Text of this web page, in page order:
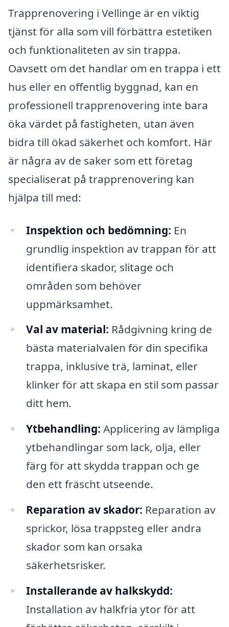
Trapprenovering i Vellinge är en viktig
tjänst för alla som vill förbättra estetiken
och funktionaliteten av sin trappa.
Oavsett om det handlar om en trappa i ett
hus eller en offentlig byggnad, kan en
professionell trapprenovering inte bara
öka värdet på fastigheten, utan även
bidra till ökad säkerhet och komfort. Här
är några av de saker som ett företag
specialiserat på trapprenovering kan
hjälpa till med:
Inspektion och bedömning: En
grundlig inspektion av trappan för att
identifiera skador, slitage och
områden som behöver
uppmärksamhet.
Val av material: Rådgivning kring de
bästa materialvalen för din specifika
trappa, inklusive trä, laminat, eller
klinker för att skapa en stil som passar
ditt hem.
Ytbehandling: Applicering av lämpliga
ytbehandlingar som lack, olja, eller
färg för att skydda trappan och ge
den ett fräscht utseende.
Reparation av skador: Reparation av
sprickor, lösa trappsteg eller andra
skador som kan orsaka
säkerhetsrisker.
Installerande av halkskydd:
Installation av halkfria ytor för att